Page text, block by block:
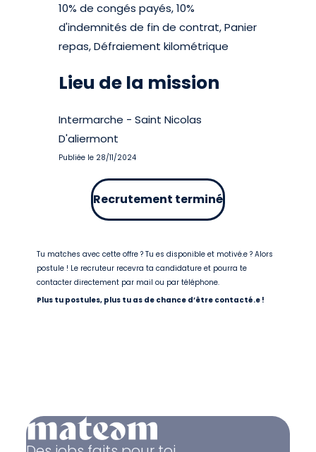
10% de congés payés, 10%
d'indemnités de fin de contrat, Panier
repas, Défraiement kilométrique
Lieu de la mission
Intermarche - Saint Nicolas
D'aliermont
Publiée le 28/11/2024
Recrutement terminé
Tu matches avec cette offre ? Tu es disponible et motivé.e ? Alors
postule ! Le recruteur recevra ta candidature et pourra te
contacter directement par mail ou par téléphone.
Plus tu postules, plus tu as de chance d’être contacté.e !